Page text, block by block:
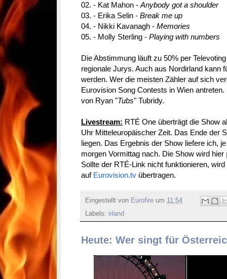
02. - Kat Mahon - Anybody got a shoulder
03. - Erika Selin - Break me up
04. - Nikki Kavanagh - Memories
05. - Molly Sterling - Playing with numbers
Die Abstimmung läuft zu 50% per
regionale Jurys. Auch aus Nordirland kann
werden. Wer die meisten Zähler auf sich
Eurovision Song Contests in Wien
von Ryan "Tubs" Tubridy.
Livestream: RTÉ One überträgt die Show
Uhr Mitteleuropäischer Zeit. Das Ende der
liegen. Das Ergebnis der Show liefere ich,
morgen Vormittag nach. Die Show wird hier
Sollte der RTÉ-Link nicht funktionieren,
auf Eurovision.tv übertragen.
Eingestellt von Eurofire um 11:54
Labels: irland
Heute: Wer singt für